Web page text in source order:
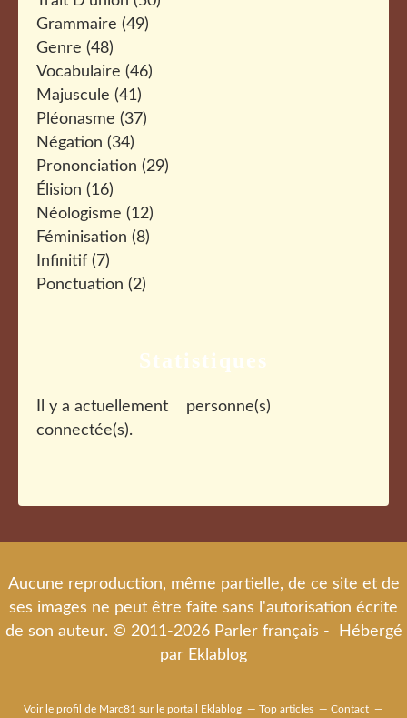
Grammaire (49)
Genre (48)
Vocabulaire (46)
Majuscule (41)
Pléonasme (37)
Négation (34)
Prononciation (29)
Élision (16)
Néologisme (12)
Féminisation (8)
Infinitif (7)
Ponctuation (2)
Statistiques
Il y a actuellement
personne(s)
connectée(s).
Aucune reproduction, même partielle, de ce site et de
ses images ne peut être faite sans l'autorisation écrite
de son auteur. © 2011-2026 Parler français - Hébergé
par Eklablog
Voir le profil de Marc81 sur le portail Eklablog Top articles Contact